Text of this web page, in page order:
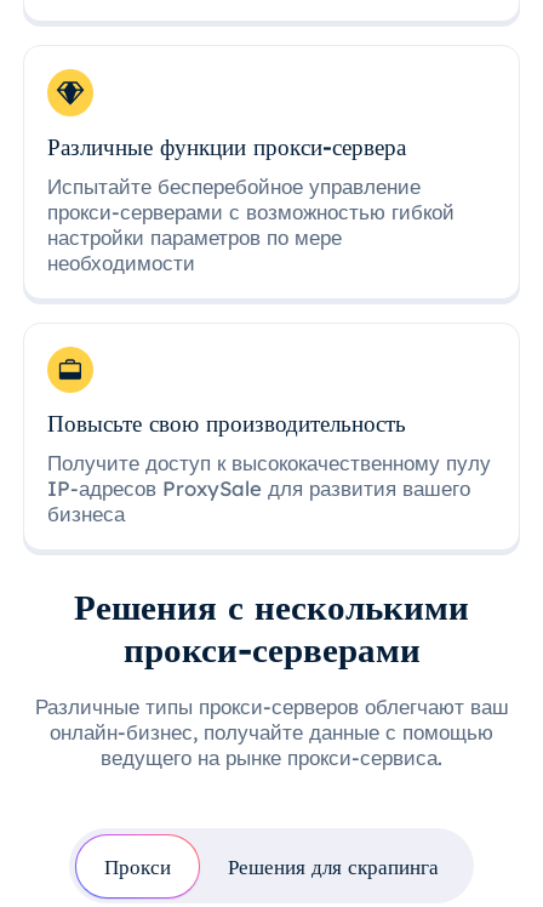
Различные функции прокси-сервера
Испытайте бесперебойное управление
прокси-серверами с возможностью гибкой
настройки параметров по мере
необходимости
Повысьте свою производительность
Получите доступ к высококачественному пулу
IP-адресов ProxySale для развития вашего
бизнеса
Решения с несколькими
прокси-серверами
Различные типы прокси-серверов облегчают ваш
онлайн-бизнес, получайте данные с помощью
ведущего на рынке прокси-сервиса.
Прокси Решения для скрапинга